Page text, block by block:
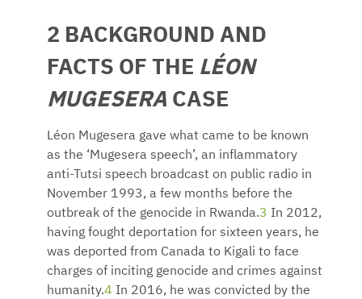
2 BACKGROUND AND
FACTS OF THE LÉON
MUGESERA CASE
Léon Mugesera gave what came to be known
as the ‘Mugesera speech’, an inflammatory
anti-Tutsi speech broadcast on public radio in
November 1993, a few months before the
outbreak of the genocide in Rwanda.3 In 2012,
having fought deportation for sixteen years, he
was deported from Canada to Kigali to face
charges of inciting genocide and crimes against
humanity.4 In 2016, he was convicted by the